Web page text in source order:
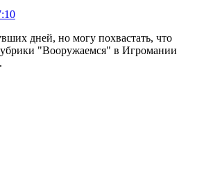
дней, но могу похвастать, что
"Вооружаемся" в Игромании